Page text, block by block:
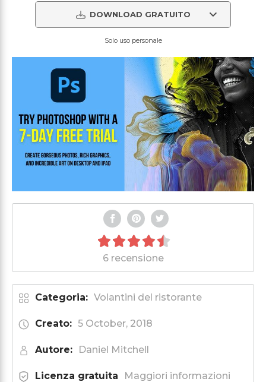
DOWNLOAD GRATUITO
Solo uso personale
6 recensione
Categoria: Volantini del ristorante
Creato: 5 October, 2018
Autore: Daniel Mitchell
Licenza gratuita Maggiori informazioni